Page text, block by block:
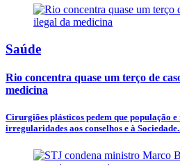
Saúde
Rio concentra quase um terço de
medicina
Cirurgiões plásticos pedem que população e
irregularidades aos conselhos e à